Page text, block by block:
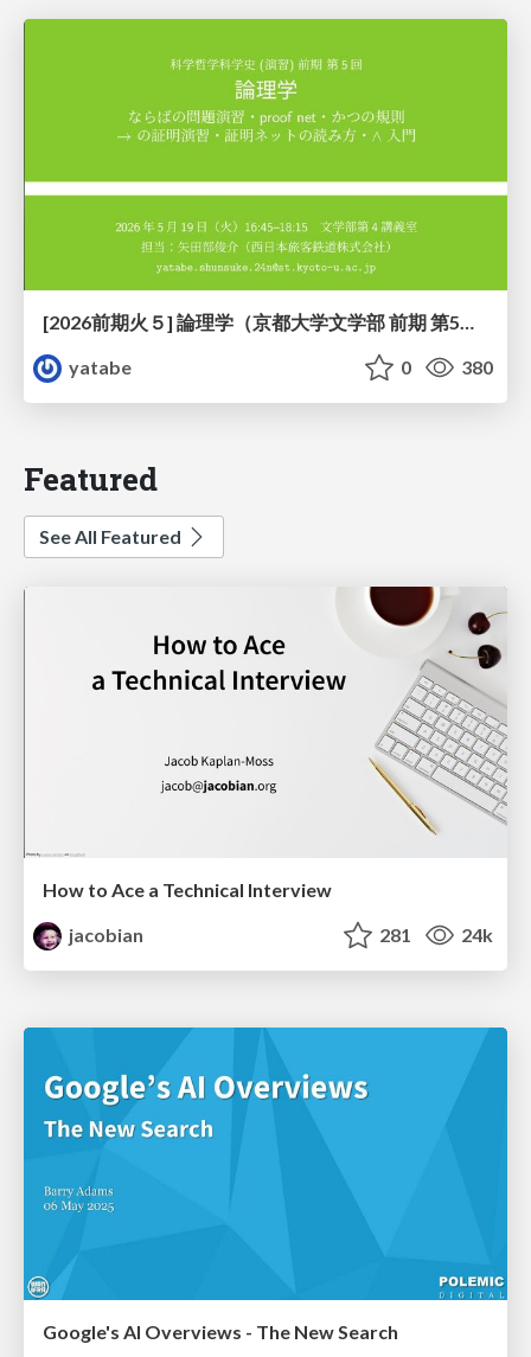
[2026前期火５] 論理学（京都大学文学部 前期 第5回）「 ならばの問題演習・proof net・かつの規則」
yatabe
0 380
Featured
See All Featured
How to Ace a Technical Interview
jacobian
281 24k
Google's AI Overviews - The New Search